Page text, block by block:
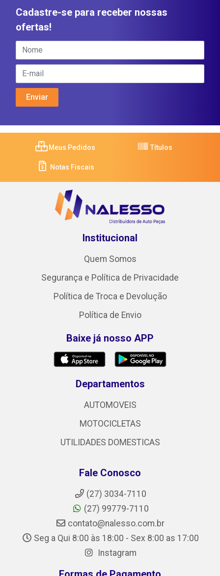
Cadastre-se para receber nossas
ofertas!
Meus Pedidos Títulos
Notas Fiscais
Institucional
Quem Somos
Segurança e Política de Privacidade
Política de Troca e Devolução
Política de Envio
Baixe já nosso APP
Departamentos
AUTOMOVEIS
MOTOCICLETAS
UTILIDADES DOMESTICAS
Fale Conosco
(27) 3034-7110
(27) 99779-7110
contato@nalesso.com.br
Seg a Qui 8:00 às 18:00 - Sex 8:00 as 17:00
Instagram